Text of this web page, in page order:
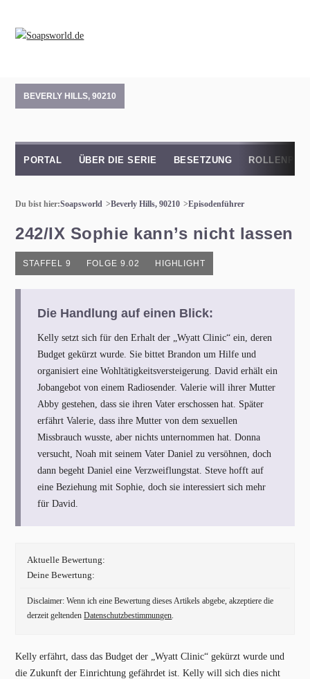
BEVERLY HILLS, 90210
PORTAL ÜBER DIE SERIE BESETZUNG
Du bist hier:Soapsworld Beverly Hills, 90210 Episodenführer
242/IX Sophie kann’s nicht lassen
STAFFEL 9 FOLGE 9.02 HIGHLIGHT
Die Handlung auf einen Blick:
Kelly setzt sich für den Erhalt der „Wyatt Clinic“ ein, deren
Budget gekürzt wurde. Sie bittet Brandon um Hilfe und
organisiert eine Wohltätigkeitsversteigerung. David erhält ein
Jobangebot von einem Radiosender. Valerie will ihrer Mutter
Abby gestehen, dass sie ihren Vater erschossen hat. Später
erfährt Valerie, dass ihre Mutter von dem sexuellen
Missbrauch wusste, aber nichts unternommen hat. Donna
versucht, Noah mit seinem Vater Daniel zu versöhnen, doch
dann begeht Daniel eine Verzweiflungstat. Steve hofft auf
eine Beziehung mit Sophie, doch sie interessiert sich mehr
für David.
Aktuelle Bewertung:
Deine Bewertung:
Disclaimer: Wenn ich eine Bewertung dieses Artikels abgebe, akzeptiere die
derzeit geltendenDatenschutzbestimmungen.
Kelly erfährt, dass das Budget der „Wyatt Clinic“ gekürzt wurde und
die Zukunft der Einrichtung gefährdet ist. Kelly will sich dies nicht